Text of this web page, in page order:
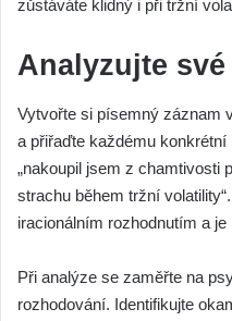
zůstáváte klidný i při tržní
Analyzujte
Vytvořte si písemný záznam
a přiřaďte každému
„nakoupil jsem z chamtivosti
strachu během tržní
iracionálním rozhodnutím a
Při analýze se zaměřte na
rozhodování. Identifikujte